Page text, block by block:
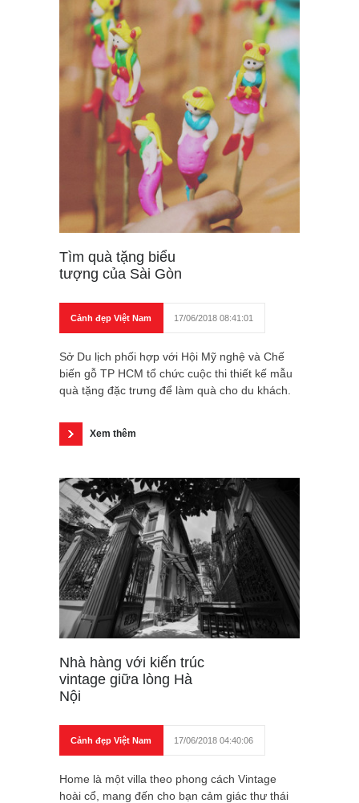
Tìm quà tặng biểu
tượng của Sài Gòn
Cảnh đẹp Việt Nam 17/06/2018 08:41:01
Sở Du lịch phối hợp với Hội Mỹ nghệ và Chế
biến gỗ TP HCM tổ chức cuộc thi thiết kế mẫu
quà tặng đặc trưng để làm quà cho du khách.
Xem thêm
Nhà hàng với kiến trúc
vintage giữa lòng Hà
Nội
Cảnh đẹp Việt Nam 17/06/2018 04:40:06
Home là một villa theo phong cách Vintage
hoài cổ, mang đến cho bạn cảm giác thư thái